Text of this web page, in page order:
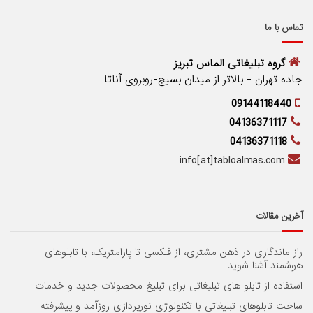
تماس با ما
گروه تبلیغاتی الماس تبریز
جاده تهران - بالاتر از میدان بسیج-روبروی آناتا
09144118440
04136371117
04136371118
info[at]tabloalmas.com
آخرین مقالات
راز ماندگاری در ذهن مشتری، از فلکسی تا پارامتریک، با تابلوهای
هوشمند آشنا شوید
استفاده از تابلو های تبلیغاتی برای تبلیغ محصولات جدید و خدمات
ساخت تابلوهای تبلیغاتی با تکنولوژی نورپردازی روزآمد و پیشرفته